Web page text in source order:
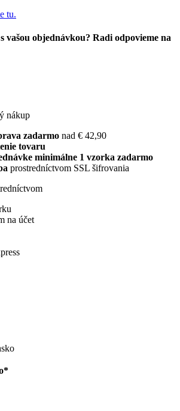
tu.
vašou objednávkou? Radi odpovieme na
nákup
zadarmo nad € 42,90
tovaru
minimálne 1 vzorka zadarmo
prostredníctvom SSL šifrovania
na účet